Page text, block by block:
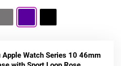
Watch Series 10 46mm